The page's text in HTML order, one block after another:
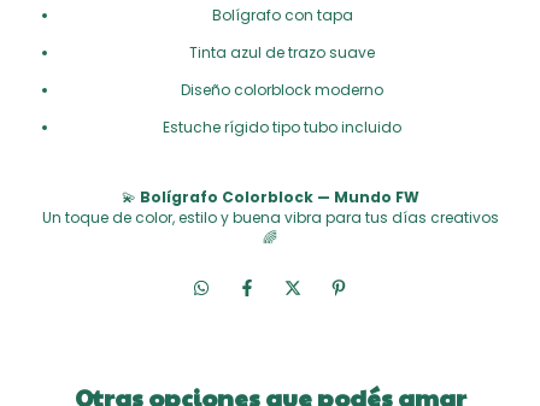
Bolígrafo con tapa
Tinta azul de trazo suave
Diseño colorblock moderno
Estuche rígido tipo tubo incluido
💫 Bolígrafo Colorblock — Mundo FW
Un toque de color, estilo y buena vibra para tus días creativos
🌈
Otras opciones que podés amar